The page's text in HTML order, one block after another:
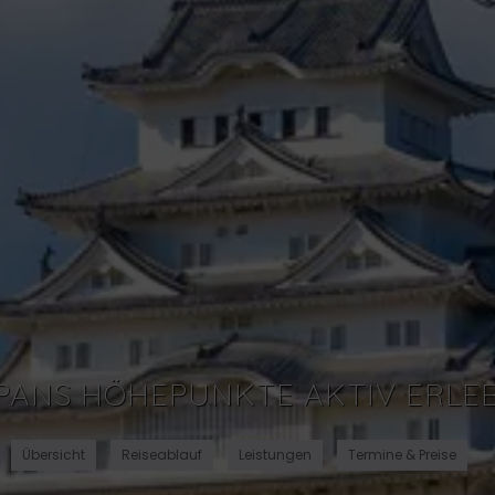
HÖHEPUNKTE AKTIV
Übersicht Reiseablauf Leistungen Termine & Preise